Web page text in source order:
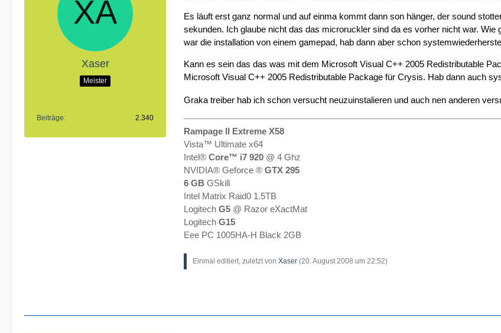
Xaser
Meister
Beiträge 2.340
Es läuft erst ganz normal und auf einma kommt dann son hänger, der sound
sekunden. Ich glaube nicht das das microruckler sind da es vorher nicht war.
war die installation von einem gamepad, hab dann aber schon
Kann es sein das das was mit dem Microsoft Visual C++ 2005 Redistributable
Microsoft Visual C++ 2005 Redistributable Package für Crysis. Hab dann auch
Graka treiber hab ich schon versucht neuzuinstalieren und auch nen anderen
Rampage II Extreme X58
Vista™ Ultimate x64
Intel® Core™ i7 920 @ 4 Ghz
NVIDIA® Geforce ® GTX 295
6 GB GSkill
Intel Matrix Raid0 1.5TB
Logitech G5 @ Razor eXactMat
Logitech G15
Eee PC 1005HA-H Black 2GB
Einmal editiert, zuletzt von Xaser (20. August 2008 um 22:52)